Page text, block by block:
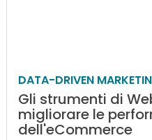
DATA-DRIVEN
Gli strumenti di
migliorare le
dell'eCommerce